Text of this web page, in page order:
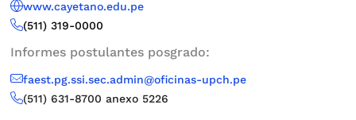
www.cayetano.edu.pe
(511) 319-0000
Informes postulantes posgrado:
faest.pg.ssi.sec.admin@oficinas-upch.pe
(511)631-8700 anexo 5226